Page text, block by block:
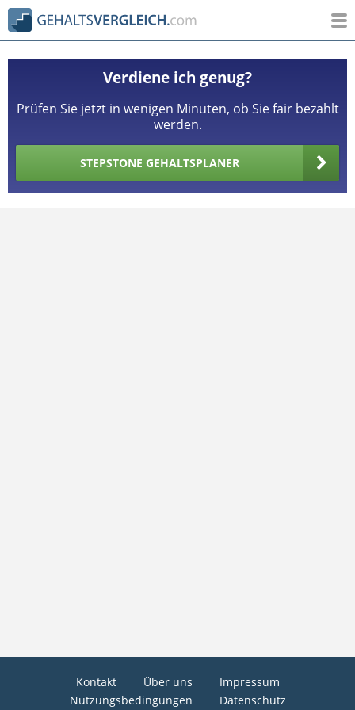
Verdiene ich genug?
Prüfen Sie jetzt in wenigen Minuten, ob Sie fair bezahlt
werden.
STEPSTONE GEHALTSPLANER
Kontakt Über uns
Impressum
Nutzungsbedingungen
Datenschutz